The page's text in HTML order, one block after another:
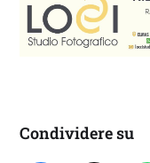
Condividere su